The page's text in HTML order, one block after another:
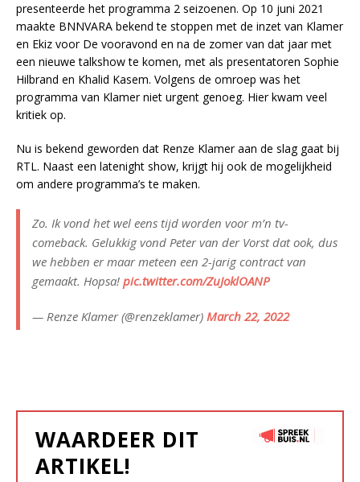
presenteerde het programma 2 seizoenen. Op 10 juni 2021
maakte BNNVARA bekend te stoppen met de inzet van Klamer
en Ekiz voor De vooravond en na de zomer van dat jaar met
een nieuwe talkshow te komen, met als presentatoren Sophie
Hilbrand en Khalid Kasem. Volgens de omroep was het
programma van Klamer niet urgent genoeg. Hier kwam veel
kritiek op.
Nu is bekend geworden dat Renze Klamer aan de slag gaat bij
RTL. Naast een latenight show, krijgt hij ook de mogelijkheid
om andere programma’s te maken.
Zo. Ik vond het wel eens tijd worden voor m’n tv-
comeback. Gelukkig vond Peter van der Vorst dat ook, dus
we hebben er maar meteen een 2-jarig contract van
gemaakt. Hopsa! pic.twitter.com/ZuJoklOANP
— Renze Klamer (@renzeklamer) March 22, 2022
WAARDEER DIT
ARTIKEL!